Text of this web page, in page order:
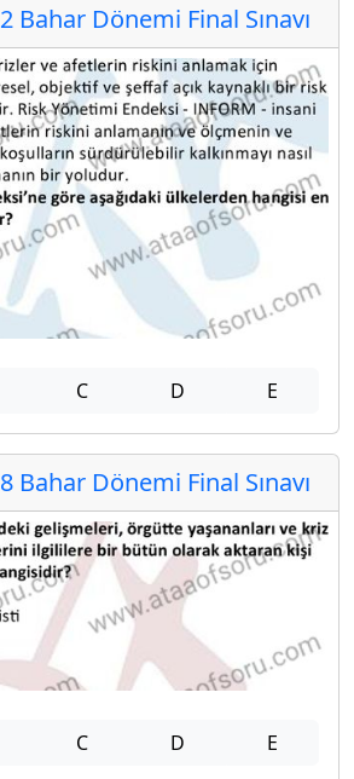
Bahar Dönemi Final Sınavı
C D E
Bahar Dönemi Final Sınavı
C D E